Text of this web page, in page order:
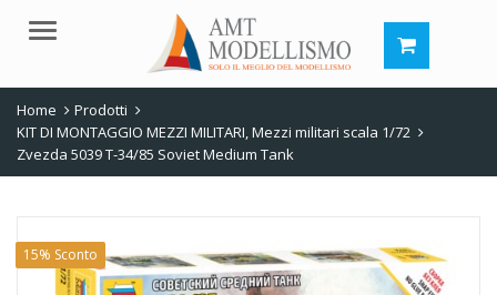
Menu
Home
Prodotti
KIT DI MONTAGGIO MEZZI MILITARI,Mezzi militari scala 1/72
Zvezda 5039 T-34/85 Soviet Medium Tank
15% Sconto